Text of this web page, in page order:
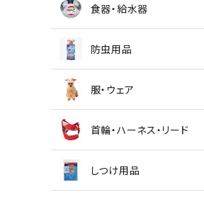
食器・給水器
防虫用品
服・ウェア
首輪・ハーネス・リード
しつけ用品